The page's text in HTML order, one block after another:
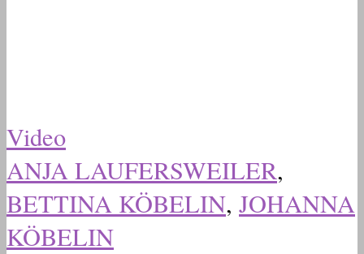
Video
ANJA LAUFERSWEILER,
BETTINA KÖBELIN, JOHANNA
KÖBELIN